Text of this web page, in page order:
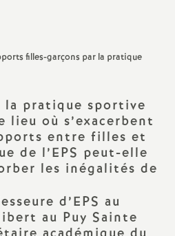
t
o
n
a
l
la pratique sportive
lieu où s’exacerbent
entre filles et
de l’EPS peut-elle
les inégalités de
d’EPS au
au Puy Sainte